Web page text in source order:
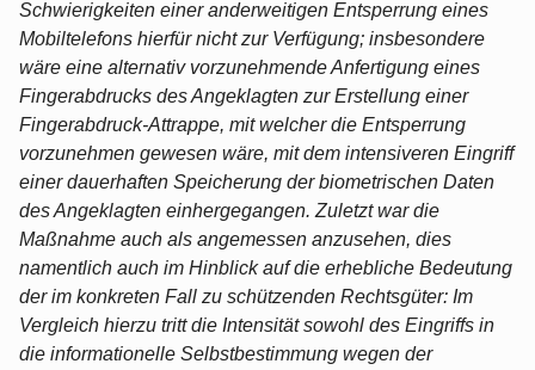
Schwierigkeiten einer anderweitigen Entsperrung eines
Mobiltelefons hierfür nicht zur Verfügung; insbesondere
wäre eine alternativ vorzunehmende Anfertigung eines
Fingerabdrucks des Angeklagten zur Erstellung einer
Fingerabdruck-Attrappe, mit welcher die Entsperrung
vorzunehmen gewesen wäre, mit dem intensiveren Eingriff
einer dauerhaften Speicherung der biometrischen Daten
des Angeklagten einhergegangen. Zuletzt war die
Maßnahme auch als angemessen anzusehen, dies
namentlich auch im Hinblick auf die erhebliche Bedeutung
der im konkreten Fall zu schützenden Rechtsgüter: Im
Vergleich hierzu tritt die Intensität sowohl des Eingriffs in
die informationelle Selbstbestimmung wegen der